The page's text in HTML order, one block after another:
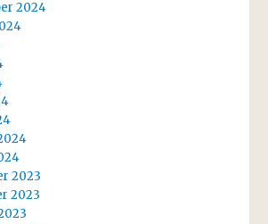
2024
2023
2023